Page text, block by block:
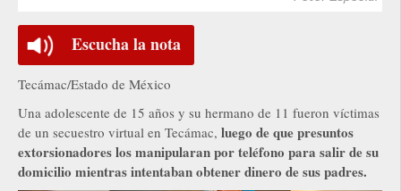
Escucha la nota
Tecámac/Estado de México
Una adolescente de 15 años y su hermano de 11 fueron víctimas
de un secuestro virtual en Tecámac, luego de que presuntos
extorsionadores los manipularan por teléfono para salir de su
domicilio mientras intentaban obtener dinero de sus padres.